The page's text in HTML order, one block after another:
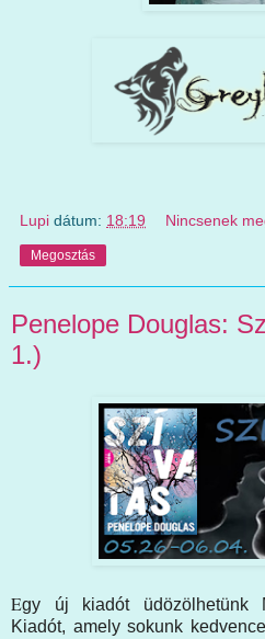
Lupi dátum: 18:19 Nincsenek
Megosztás
Penelope Douglas:
1.)
Egy új kiadót üdözölhetünk
Kiadót, amely sokunk